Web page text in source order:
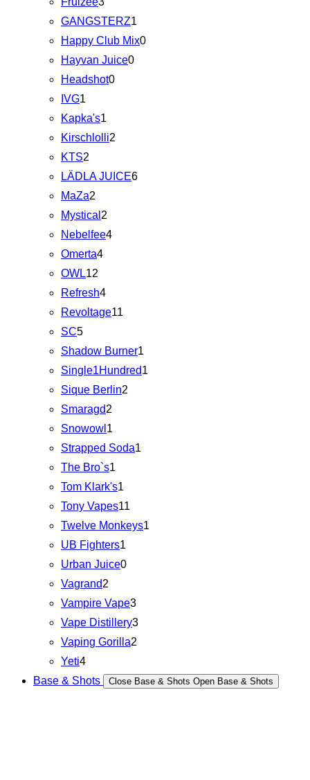
GANGSTERZ1
Happy Club Mix0
Hayvan Juice0
Headshot0
IVG1
Kapka's1
Kirschlolli2
KTS2
LÄDLA JUICE6
MaZa2
Mystical 2
Nebelfee4
Omerta4
OWL12
Refresh4
Revoltage11
SC5
Shadow Burner1
Single1Hundred1
Sique Berlin2
Smaragd2
Snowowl 1
Strapped Soda1
The Bro`s1
Tom Klark's1
Tony Vapes11
Twelve Monkeys1
UB Fighters1
Urban Juice0
Vagrand2
Vampire Vape3
Vape Distillery3
Vaping Gorilla2
Yeti4
Base & Shots
Close Base & Shots Open Base & Shots